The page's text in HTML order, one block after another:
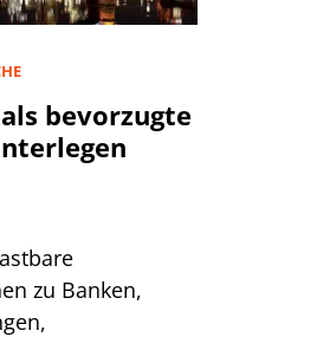
als bevorzugte
zu Banken,